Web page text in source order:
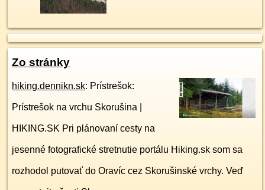
Zo stránky
hiking.dennikn.sk: Prístrešok:
Prístrešok na vrchu Skorušina |
HIKING.SK Pri plánovaní cesty na
jesenné fotografické stretnutie portálu Hiking.sk som sa
rozhodol putovať do Oravíc cez Skorušinské vrchy. Veď